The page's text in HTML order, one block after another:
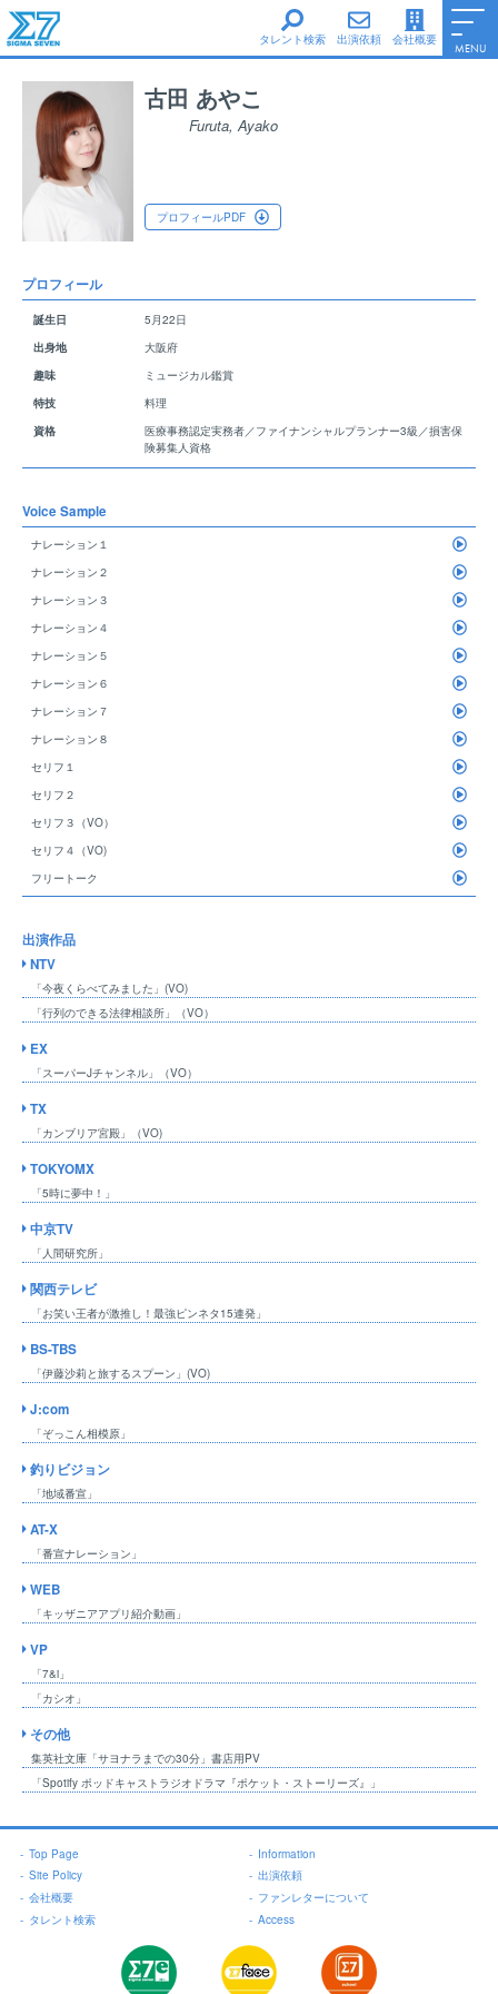
タレント検索 出演依頼 会社概要
MENU
男性タレント
女性タレント
シグマ・セブンe
シグマ・セブンフェイス
シグマ・セブン声優養成所
Information
Access
ファンレターについて
Top Page
古田 あやこ
Furuta, Ayako
プロフィールPDF
プロフィール
誕生日
5月22日
出身地
大阪府
趣味
ミュージカル鑑賞
特技
料理
資格
医療事務認定実務者／ファイナンシャルプランナー3級／損害保
険募集人資格
Voice Sample
ナレーション１
ナレーション２
ナレーション３
ナレーション４
ナレーション５
ナレーション６
ナレーション７
ナレーション８
セリフ１
セリフ２
セリフ３（VO）
セリフ４（VO)
フリートーク
出演作品
NTV
「今夜くらべてみました」(VO)
「行列のできる法律相談所」（VO）
EX
「スーパーJチャンネル」（VO）
TX
「カンブリア宮殿」（VO)
TOKYOMX
「5時に夢中！」
中京TV
「人間研究所」
関西テレビ
「お笑い王者が激推し！最強ピンネタ15連発」
BS-TBS
「伊藤沙莉と旅するスプーン」(VO)
J:com
「ぞっこん相模原」
釣りビジョン
「地域番宣」
AT-X
「番宣ナレーション」
WEB
「キッザニアアプリ紹介動画」
VP
「7&i」
「カシオ」
その他
集英社文庫「サヨナラまでの30分」書店用PV
「Spotify ポッドキャストラジオドラマ『ポケット・ストーリーズ』」
- Top Page - Information
- Site Policy - 出演依頼
- 会社概要 - ファンレターについて
- タレント検索 - Access